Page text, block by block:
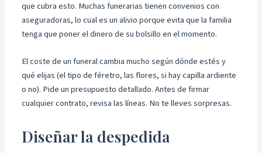
que cubra esto. Muchas funerarias tienen convenios con
aseguradoras, lo cual es un alivio porque evita que la familia
tenga que poner el dinero de su bolsillo en el momento.
El coste de un funeral cambia mucho según dónde estés y
qué elijas (el tipo de féretro, las flores, si hay capilla ardiente
o no). Pide un presupuesto detallado. Antes de firmar
cualquier contrato, revisa las líneas. No te lleves sorpresas.
Diseñar la despedida